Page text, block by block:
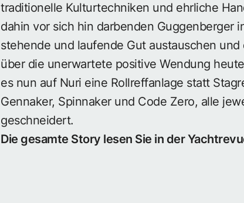
traditionelle Kulturtechniken und ehrliche
dahin vor sich hin darbenden Guggenberger
stehende und laufende Gut austauschen
über die unerwartete positive Wendung
es nun auf Nuri eine Rollreffanlage statt
Gennaker, Spinnaker und Code Zero, alle
geschneidert.
Die gesamte Story lesen Sie in der